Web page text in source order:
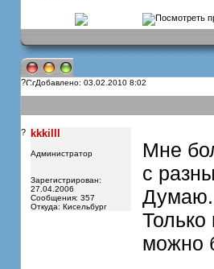
? Добавлено: 03.02.2010 8:02
? kkkilll
Администратор
Зарегистрирован:
27.04.2006
Сообщения: 357
Откуда: Кисельбург
Мне
с
Только
можно